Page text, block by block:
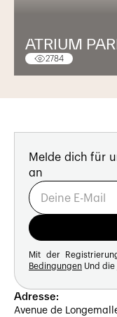
ATRIUM
2784
Melde dich für
an
Mit der
Bedingungen Und die
Adresse:
Avenue de